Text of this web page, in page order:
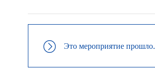
Это мероприятие прошло.